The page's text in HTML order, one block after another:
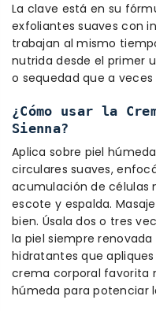
La clave está en su
exfoliantes suaves con
trabajan al mismo
nutrida desde el primer
o sequedad que a
¿Cómo usar la
Sienna?
Aplica sobre piel
circulares suaves,
acumulación de células
escote y espalda.
bien. Úsala dos o tres
la piel siempre
hidratantes que
crema corporal favorita
húmeda para potenciar